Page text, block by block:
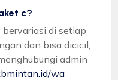
c?
di setiap
dan bisa dicicil,
admin
wa